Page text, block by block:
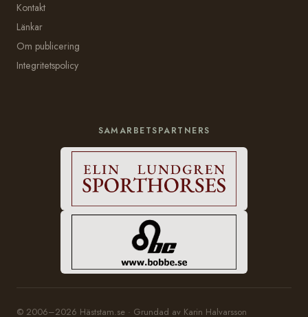
Kontakt
Länkar
Om publicering
Integritetspolicy
SAMARBETSPARTNERS
© 2006–2026 Häststam.se · Grundad av Karin Halvarsson